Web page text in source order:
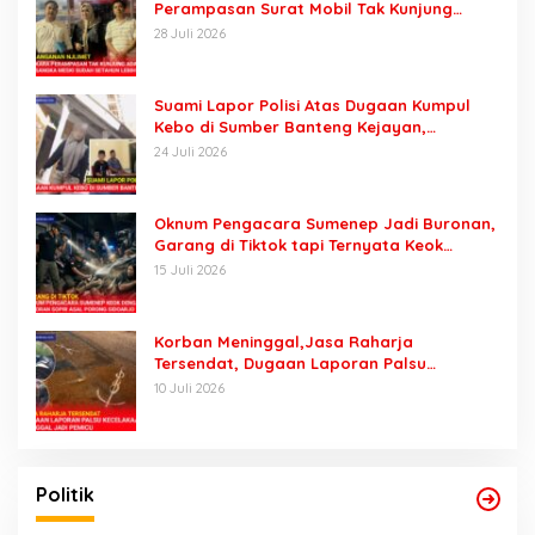
Perampasan Surat Mobil Tak Kunjung
Tersangka Padahal Setahun di Polres
28 Juli 2026
Suami Lapor Polisi Atas Dugaan Kumpul
Kebo di Sumber Banteng Kejayan,
Keluarga Minta Segera Ditangkap
24 Juli 2026
Oknum Pengacara Sumenep Jadi Buronan,
Garang di Tiktok tapi Ternyata Keok
Dengan Laporan Seorang Sopir
15 Juli 2026
Korban Meninggal,Jasa Raharja
Tersendat, Dugaan Laporan Palsu
Kecelakaan Tunggal Jadi Pemicu
10 Juli 2026
Politik